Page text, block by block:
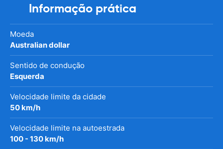
Informação prática
Moeda
Australian dollar
Sentido de condução
Esquerda
Velocidade limite da cidade
50 km/h
Velocidade limite na autoestrada
100 - 130 km/h